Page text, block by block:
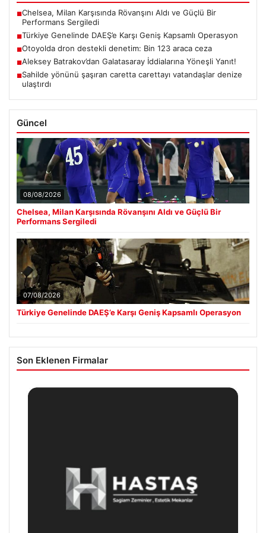
■Chelsea, Milan Karşısında Rövanşını Aldı ve Güçlü Bir
Performans Sergiledi
■Türkiye Genelinde DAEŞ’e Karşı Geniş Kapsamlı Operasyon
■Otoyolda dron destekli denetim: Bin 123 araca ceza
■Aleksey Batrakov’dan Galatasaray İddialarına Yöneşli Yanıt!
■Sahilde yönünü şaşıran caretta carettayı vatandaşlar denize
ulaştırdı
Güncel
08/08/2026
Chelsea, Milan Karşısında Rövanşını Aldı ve Güçlü Bir
Performans Sergiledi
07/08/2026
Türkiye Genelinde DAEŞ’e Karşı Geniş Kapsamlı Operasyon
Son Eklenen Firmalar